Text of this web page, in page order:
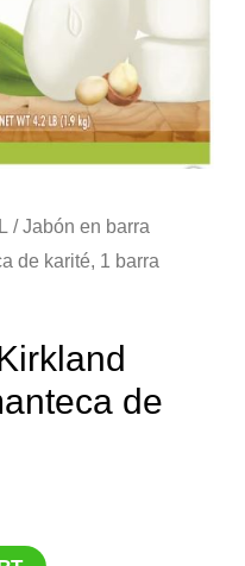
/ Jabón en barra
de karité, 1 barra
de